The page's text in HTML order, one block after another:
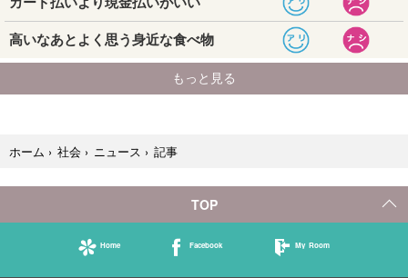
ホーム › 社会 › ニュース › 記事
TOP
Home Facebook My Room